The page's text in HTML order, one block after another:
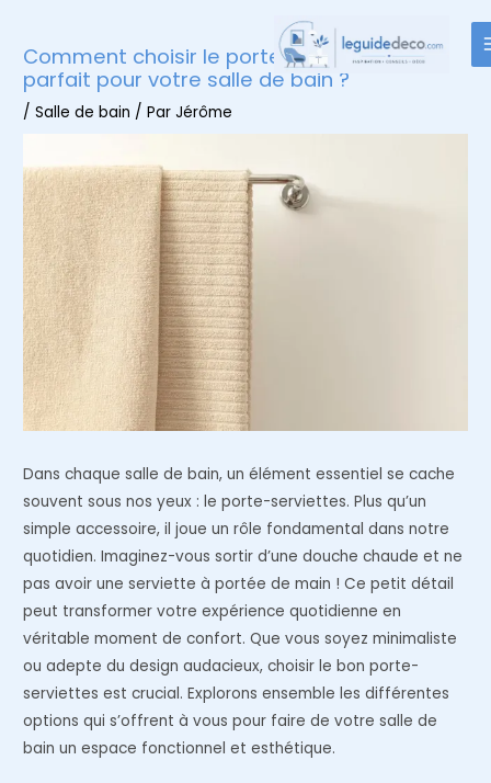
contenu
Comment choisir le porte-serviettes
parfait pour votre salle de bain ?
/Salle de bain / ParJérôme
Dans chaque salle de bain, un élément essentiel se cache
souvent sous nos yeux : le porte-serviettes. Plus qu’un
simple accessoire, il joue un rôle fondamental dans notre
quotidien. Imaginez-vous sortir d’une douche chaude et ne
pas avoir une serviette à portée de main ! Ce petit détail
peut transformer votre expérience quotidienne en
véritable moment de confort. Que vous soyez minimaliste
ou adepte du design audacieux, choisir le bon porte-
serviettes est crucial. Explorons ensemble les différentes
options qui s’offrent à vous pour faire de votre salle de
bain un espace fonctionnel et esthétique.